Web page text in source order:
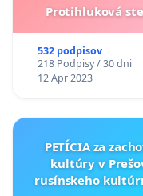
Protihluková
532 podpisov
218 Podpisy / 30 dni
12 Apr 2023
PETÍCIA za
kultúry v
rusínskeho